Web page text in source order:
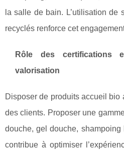
la salle de bain. L’utilisation de
recyclés renforce cet
Rôle des certifications
valorisation
Disposer de produits accueil bio
des clients. Proposer une
douche, gel douche,
contribue à optimiser